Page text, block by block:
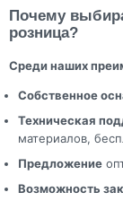
Почему
розница?
Среди наших
Собственное
Техническая
материалов,
Предложение
Возможность